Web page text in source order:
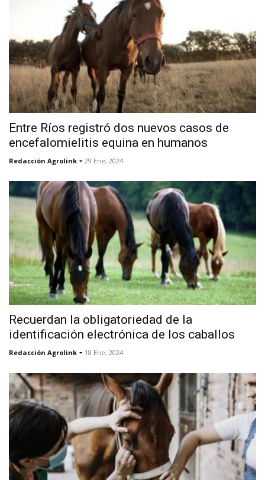
Entre Ríos registró dos nuevos casos de
encefalomielitis equina en humanos
Redacción Agrolink - 29 Ene, 2024
Recuerdan la obligatoriedad de la
identificación electrónica de los caballos
Redacción Agrolink - 18 Ene, 2024